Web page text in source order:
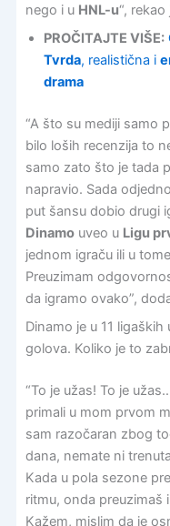
nego i u HNL-u“, rekao
PROČITAJTE VIŠE:
Tvrda, realistična i
drama
“A što su mediji samo
bilo loših recenzija to
samo zato što je tada
napravio. Sada
put šansu dobio drugi
Dinamouveo u Ligu
jednom igraču ili u
Preuzimam
da igramo ovako”,
Dinamo je u 11
golova. Koliko je to
“To je užas! To je
primali u mom prvom
sam razočaran zbog
dana, nemate ni
Kada u pola sezone
ritmu, onda preuzimaš
Kažem, mislim da je